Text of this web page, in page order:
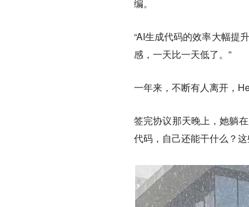
编。
“AI生成代码的效率大幅提
感，一天比一天低了。”
一年来，不断有人离开，
签完协议那天晚上，她躺
代码，自己还能干什么？